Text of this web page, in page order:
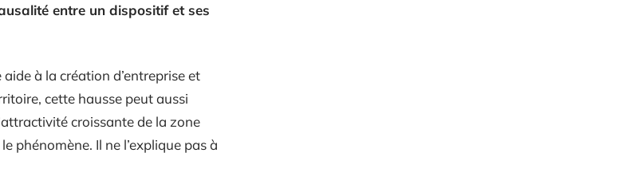
entre un dispositif et ses
à la création d’entreprise et
cette hausse peut aussi
croissante de la zone
phénomène. Il ne l’explique pas à